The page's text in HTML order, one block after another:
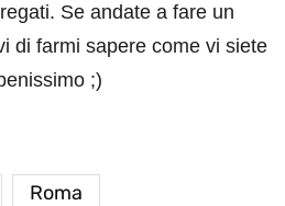
Se andate a fare un
di farmi sapere come vi siete
;)
Roma